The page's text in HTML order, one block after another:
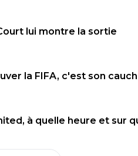
lui montre la sortie
la FIFA, c'est son
à quelle heure et sur